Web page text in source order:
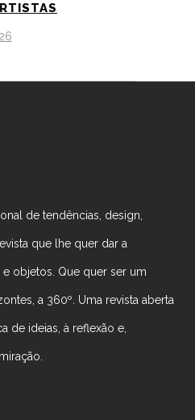
de tendências, design,
que lhe quer dar a
objetos. Que quer ser um
a 360º. Uma revista aberta
de ideias, à reflexão e,